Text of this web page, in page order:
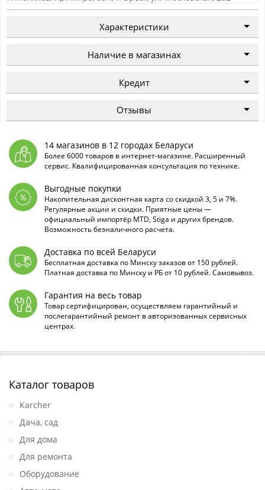
Характеристики
Наличие в магазинах
Кредит
Отзывы
14 магазинов в 12 городах Беларуси
Более 6000 товаров в интернет-магазине. Расширенный
сервис. Квалифицированная консультация по технике.
Выгодные покупки
Накопительная дисконтная карта со скидкой 3, 5 и 7%.
Регулярные акции и скидки. Приятные цены —
официальный импортёр MTD, Stiga и других брендов.
Возможность безналичного расчета.
Доставка по всей Беларуси
Бесплатная доставка по Минску заказов от 150 рублей.
Платная доставка по Минску и РБ от 10 рублей. Самовывоз.
Гарантия на весь товар
Товар сертифицирован, осуществляем гарантийный и
послегарантийный ремонт в авторизованных сервисных
центрах.
Каталог товаров
Karcher
Дача, сад
Для дома
Для ремонта
Оборудование